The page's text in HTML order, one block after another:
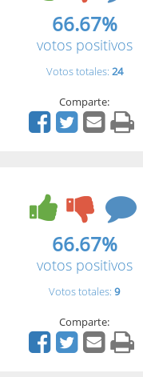
66.67%
votos positivos
Votos totales: 24
Comparte:
66.67%
votos positivos
Votos totales: 9
Comparte: